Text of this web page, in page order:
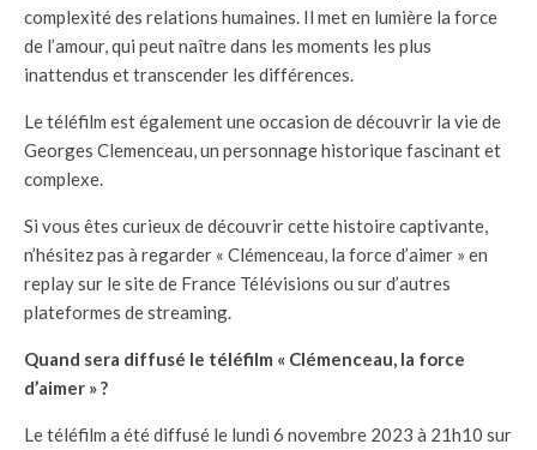
complexité des relations humaines. Il met en lumière la force
de l’amour, qui peut naître dans les moments les plus
inattendus et transcender les différences.
Le téléfilm est également une occasion de découvrir la vie de
Georges Clemenceau, un personnage historique fascinant et
complexe.
Si vous êtes curieux de découvrir cette histoire captivante,
n’hésitez pas à regarder « Clémenceau, la force d’aimer » en
replay sur le site de France Télévisions ou sur d’autres
plateformes de streaming.
Quand sera diffusé le téléfilm « Clémenceau, la force
d’aimer » ?
Le téléfilm a été diffusé le lundi 6 novembre 2023 à 21h10 sur